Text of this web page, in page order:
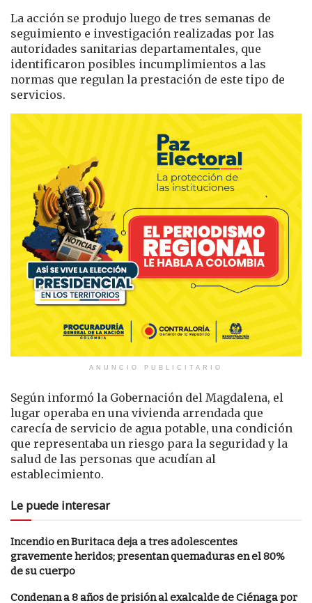
La acción se produjo luego de tres semanas de
seguimiento e investigación realizadas por las
autoridades sanitarias departamentales, que
identificaron posibles incumplimientos a las
normas que regulan la prestación de este tipo de
servicios.
ANUNCIO PUBLICITARIO
Según informó la Gobernación del Magdalena, el
lugar operaba en una vivienda arrendada que
carecía de servicio de agua potable, una condición
que representaba un riesgo para la seguridad y la
salud de las personas que acudían al
establecimiento.
Le puede interesar
Incendio en Buritaca deja a tres adolescentes
gravemente heridos; presentan quemaduras en el 80%
de su cuerpo
Condenan a 8 años de prisión al exalcalde de Ciénaga por